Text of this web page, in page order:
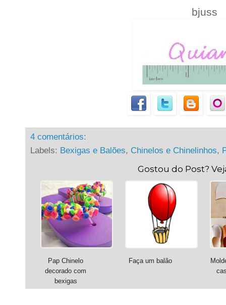
bjuss
4 comentários:
Labels: Bexigas e Balões, Chinelos e Chinelinhos,
Gostou do Post?
Pap Chinelo
decorado com
bexigas
Faça um balão